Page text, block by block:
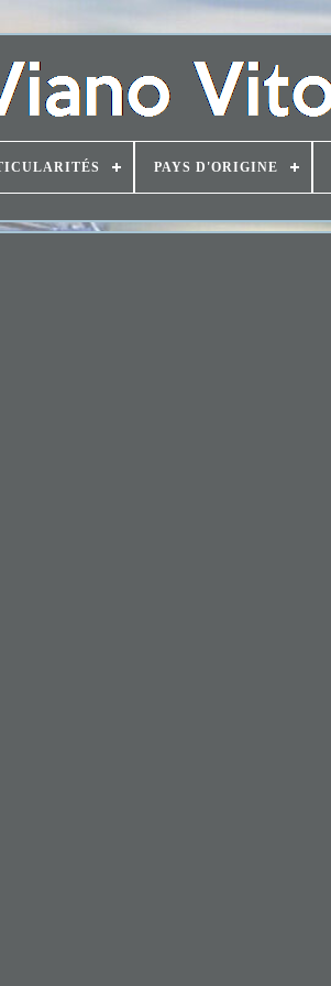
PAYS D'ORIGINE